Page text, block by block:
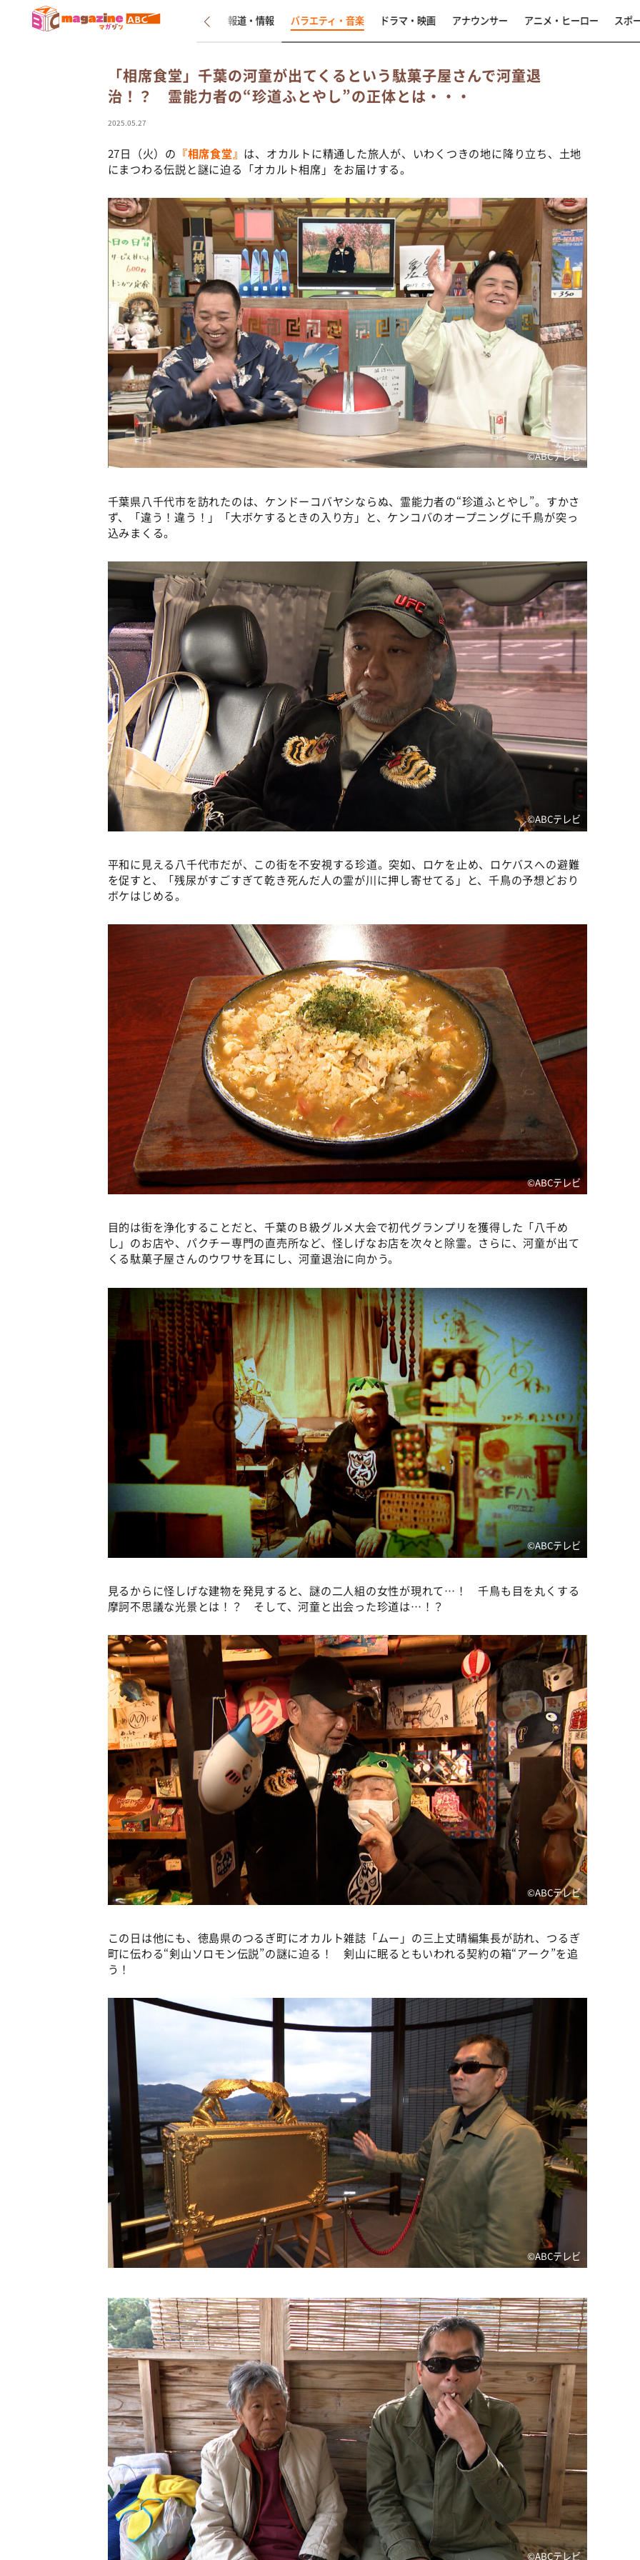
新着 インタビュー 報道・情報 バラエティ・音楽 ドラマ・映画 アナウンサー アニメ・ヒーロー スポ
「相席食堂」千葉の河童が出てくるという駄菓子屋さんで河童退
治！？ 霊能力者の“珍道ふとやし”の正体とは・・・
2025.05.27
27日（火）の 『相席食堂』 は、オカルトに精通した旅人が、いわくつきの地に降り立ち、土地
にまつわる伝説と謎に迫る「オカルト相席」をお届けする。
©️ABCテレビ
千葉県八千代市を訪れたのは、ケンドーコバヤシならぬ、霊能力者の“珍道ふとやし”。すかさ
ず、「違う！違う！」「大ボケするときの入り方」と、ケンコバのオープニングに千鳥が突っ
込みまくる。
©️ABCテレビ
平和に見える八千代市だが、この街を不安視する珍道。突如、ロケを止め、ロケバスへの避難
を促すと、「残尿がすごすぎて乾き死んだ人の霊が川に押し寄せてる」と、千鳥の予想どおり
ボケはじめる。
©️ABCテレビ
目的は街を浄化することだと、千葉のＢ級グルメ大会で初代グランプリを獲得した「八千め
し」のお店や、パクチー専門の直売所など、怪しげなお店を次々と除霊。さらに、河童が出て
くる駄菓子屋さんのウワサを耳にし、河童退治に向かう。
©️ABCテレビ
見るからに怪しげな建物を発見すると、謎の二人組の女性が現れて…！ 千鳥も目を丸くする
摩訶不思議な光景とは！？ そして、河童と出会った珍道は…！？
©️ABCテレビ
この日は他にも、徳島県のつるぎ町にオカルト雑誌「ムー」の三上丈晴編集長が訪れ、つるぎ
町に伝わる“剣山ソロモン伝説”の謎に迫る！ 剣山に眠るともいわれる契約の箱“アーク”を追
う！
©️ABCテレビ
©️ABCテレビ